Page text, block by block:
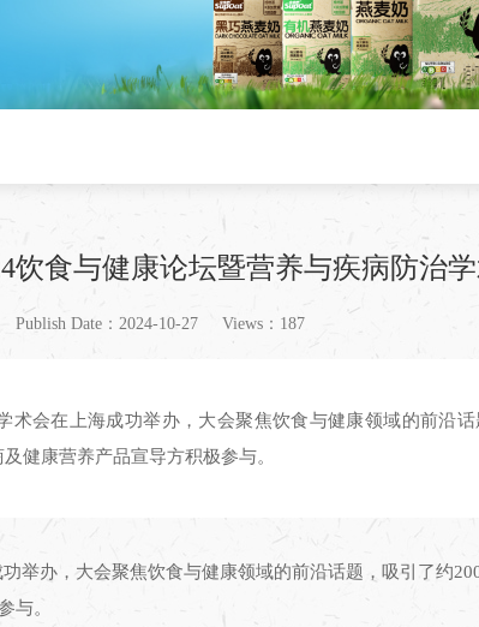
饮食与健康论坛暨营养与疾病防治
Publish Date：2024-10-27 Views：187
术会在上海成功举办，大会聚焦饮食与健康领域的前沿
健康营养产品宣导方积极参与。
举办，大会聚焦饮食与健康领域的前沿话题，吸引了约
与。